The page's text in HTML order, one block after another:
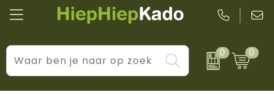
0 0
Kantoor & schrijfwaren
Levensstijl
BIC